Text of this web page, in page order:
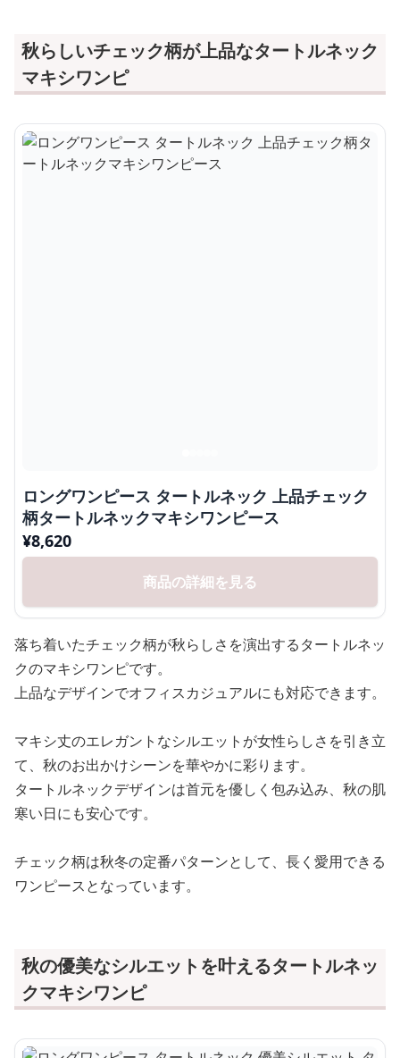
秋らしいチェック柄が上品なタートルネック
マキシワンピ
ロングワンピース タートルネック 上品チェック
柄タートルネックマキシワンピース
¥8,620
商品の詳細を見る
落ち着いたチェック柄が秋らしさを演出するタートルネッ
クのマキシワンピです。
上品なデザインでオフィスカジュアルにも対応できます。
マキシ丈のエレガントなシルエットが女性らしさを引き立
て、秋のお出かけシーンを華やかに彩ります。
タートルネックデザインは首元を優しく包み込み、秋の肌
寒い日にも安心です。
チェック柄は秋冬の定番パターンとして、長く愛用できる
ワンピースとなっています。
秋の優美なシルエットを叶えるタートルネッ
クマキシワンピ